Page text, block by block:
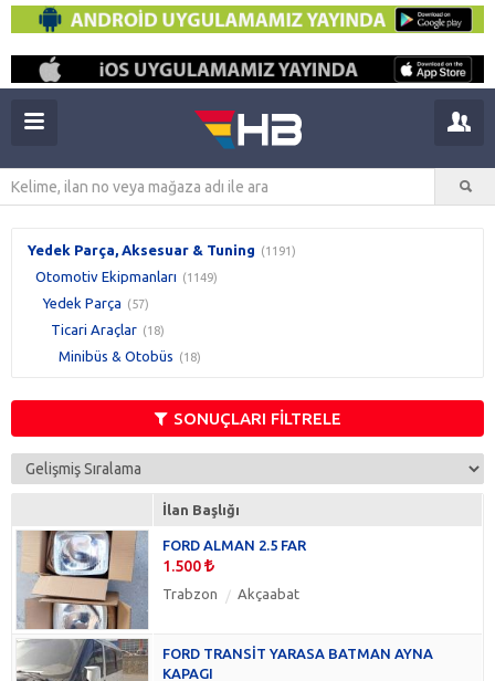
Yedek Parça, Aksesuar & Tuning (1191)
Otomotiv Ekipmanları (1149)
Yedek Parça (57)
Ticari Araçlar (18)
Minibüs & Otobüs (18)
SONUÇLARI FİLTRELE
İlan Başlığı
FORD ALMAN 2.5 FAR
1.500
Trabzon Akçaabat
FORD TRANSİT YARASA BATMAN AYNA
KAPAGI